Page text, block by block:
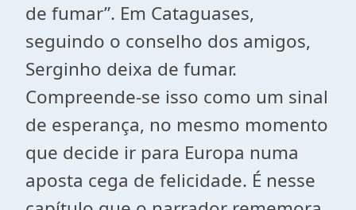
de fumar”. Em Cataguases,
seguindo o conselho dos amigos,
Serginho deixa de fumar.
Compreende-se isso como um sinal
de esperança, no mesmo momento
que decide ir para Europa numa
aposta cega de felicidade. É nesse